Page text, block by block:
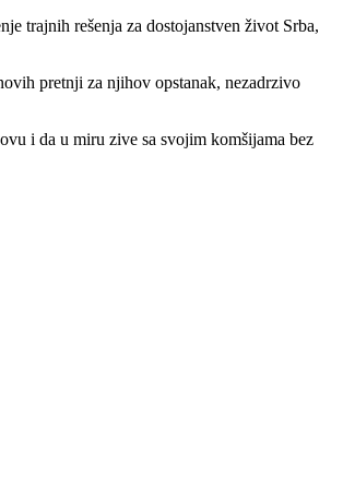
trajnih rešenja za dostojanstven život Srba,
pretnji za njihov opstanak, nezadrzivo
i da u miru zive sa svojim komšijama bez